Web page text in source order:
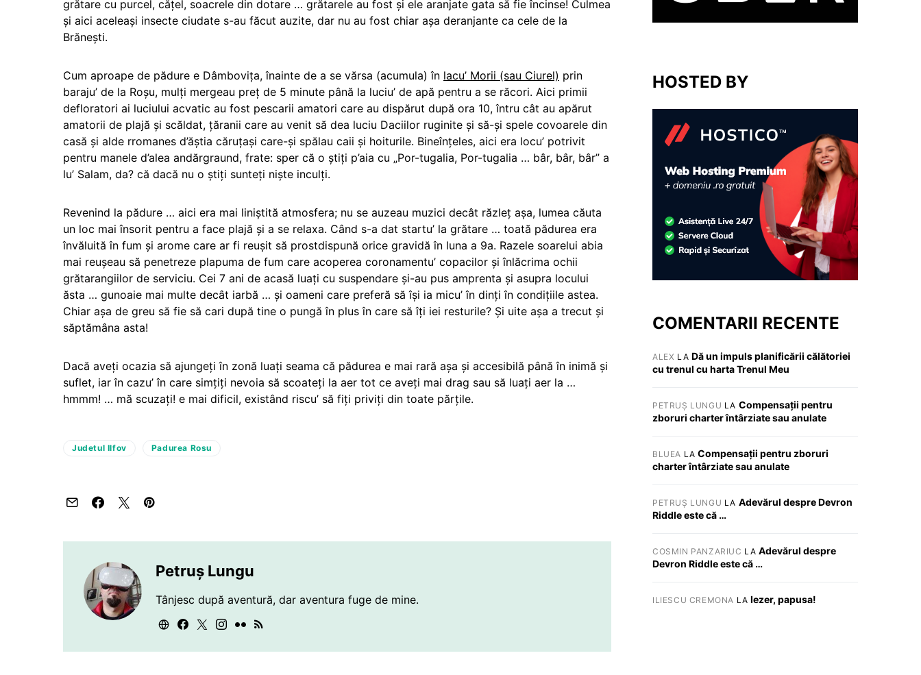
grătare cu purcel, căţel, soacrele din dotare … grătarele au fost şi ele aranjate gata să fie încinse! Culmea
şi aici aceleaşi insecte ciudate s-au făcut auzite, dar nu au fost chiar aşa deranjante ca cele de la
Brăneşti.
Cum aproape de pădure e Dâmboviţa, înainte de a se vărsa (acumula) în lacu’ Morii (sau Ciurel) prin
baraju’ de la Roşu, mulţi mergeau preţ de 5 minute până la luciu’ de apă pentru a se răcori. Aici primii
defloratori ai luciului acvatic au fost pescarii amatori care au dispărut după ora 10, întru cât au apărut
amatorii de plajă şi scăldat, ţăranii care au venit să dea luciu Daciilor ruginite şi să-şi spele covoarele din
casă şi alde rromanes d’ăştia căruţaşi care-şi spălau caii şi hoiturile. Bineînţeles, aici era locu’ potrivit
pentru manele d’alea andărgraund, frate: sper că o ştiţi p’aia cu „Por-tugalia, Por-tugalia … bâr, bâr, bâr” a
lu’ Salam, da? că dacă nu o ştiţi sunteţi nişte inculţi.
Revenind la pădure … aici era mai liniştită atmosfera; nu se auzeau muzici decât răzleţ aşa, lumea căuta
un loc mai însorit pentru a face plajă şi a se relaxa. Când s-a dat startu’ la grătare … toată pădurea era
învăluită în fum şi arome care ar fi reuşit să prostdispună orice gravidă în luna a 9a. Razele soarelui abia
mai reuşeau să penetreze plapuma de fum care acoperea coronamentu’ copacilor şi înlăcrima ochii
grătarangiilor de serviciu. Cei 7 ani de acasă luaţi cu suspendare şi-au pus amprenta şi asupra locului
ăsta … gunoaie mai multe decât iarbă … şi oameni care preferă să îşi ia micu’ în dinţi în condiţiile astea.
Chiar aşa de greu să fie să cari după tine o pungă în plus în care să îţi iei resturile? Şi uite aşa a trecut şi
săptămâna asta!
Dacă aveţi ocazia să ajungeţi în zonă luaţi seama că pădurea e mai rară aşa şi accesibilă până în inimă şi
suflet, iar în cazu’ în care simţiţi nevoia să scoateţi la aer tot ce aveţi mai drag sau să luaţi aer la …
hmmm! … mă scuzaţi! e mai dificil, existând riscu’ să fiţi priviţi din toate părţile.
Judetul Ilfov Padurea Rosu
Petruș Lungu
Tânjesc după aventură, dar aventura fuge de mine.
HOSTED BY
COMENTARII RECENTE
ALEX LA Dă un impuls planificării călătoriei
cu trenul cu harta Trenul Meu
PETRUȘ LUNGU LA Compensații pentru
zboruri charter întârziate sau anulate
BLUEA LACompensații pentru zboruri
charter întârziate sau anulate
PETRUȘ LUNGU LA Adevărul despre Devron
Riddle este că …
COSMIN PANZARIUC LA Adevărul despre
Devron Riddle este că …
ILIESCU CREMONA LA Iezer, papusa!